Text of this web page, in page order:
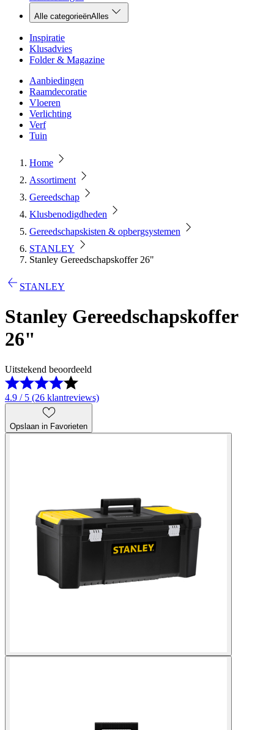
Alle categorieënAlles
Inspiratie
Klusadvies
Folder & Magazine
Aanbiedingen
Raamdecoratie
Vloeren
Verlichting
Verf
Tuin
Home
Assortiment
Gereedschap
Klusbenodigdheden
Gereedschapskisten & opbergsystemen
STANLEY
Stanley Gereedschapskoffer 26"
STANLEY
Stanley Gereedschapskoffer
26"
Uitstekend beoordeeld
4.9 / 5 (26 klantreviews)
Opslaan in Favorieten